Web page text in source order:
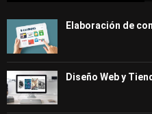
Elaboración de
Diseño Web y